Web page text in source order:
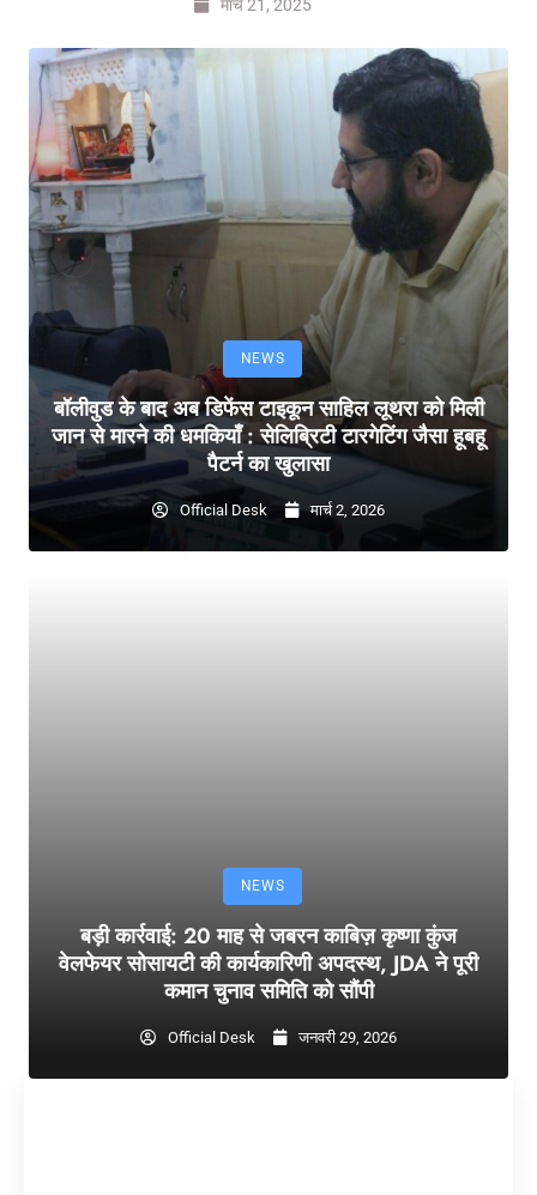
मार्च 21, 2025
NEWS
बॉलीवुड के बाद अब डिफेंस टाइकून साहिल लूथरा को मिली
जान से मारने की धमकियाँ : सेलिब्रिटी टारगेटिंग जैसा हूबहू
पैटर्न का खुलासा
Official Desk मार्च 2, 2026
NEWS
बड़ी कार्रवाई: 20 माह से जबरन काबिज़ कृष्णा कुंज
वेलफेयर सोसायटी की कार्यकारिणी अपदस्थ, JDA ने पूरी
कमान चुनाव समिति को सौंपी
Official Desk जनवरी 29, 2026